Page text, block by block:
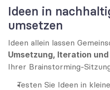
Ideen in
umsetzen
Umsetzung, Iteration
Ihrer Brainstorming-
Testen Sie Ideen in